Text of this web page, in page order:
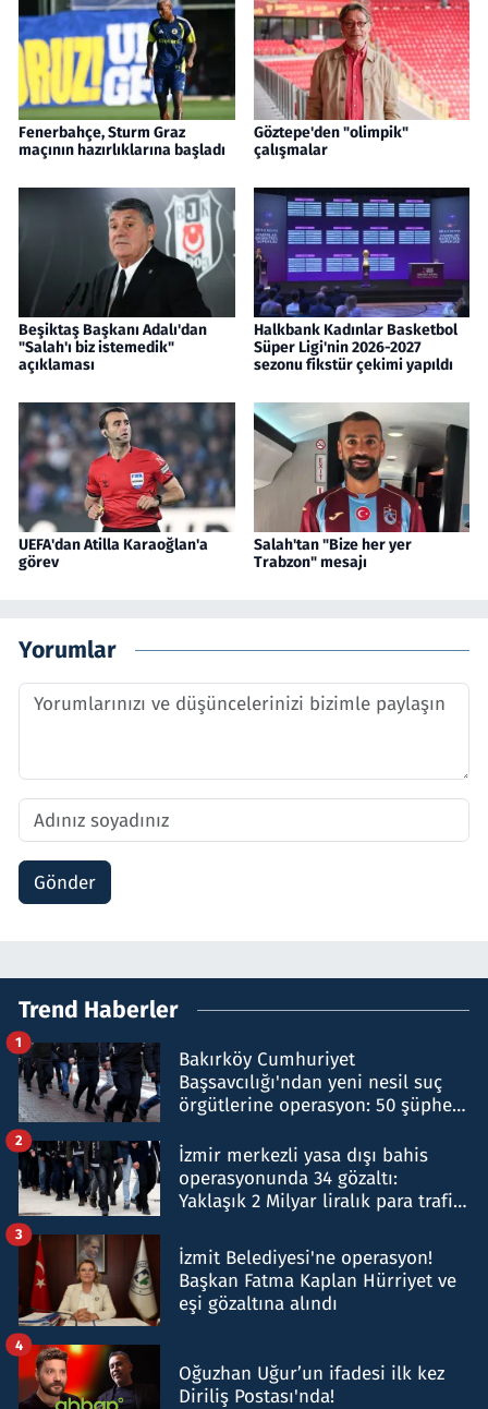
Fenerbahçe, Sturm Graz
maçının hazırlıklarına başladı
Göztepe'den "olimpik"
çalışmalar
Beşiktaş Başkanı Adalı'dan
"Salah'ı biz istemedik"
açıklaması
Halkbank Kadınlar Basketbol
Süper Ligi'nin 2026-2027
sezonu fikstür çekimi yapıldı
UEFA'dan Atilla Karaoğlan'a
görev
Salah'tan "Bize her yer
Trabzon" mesajı
Yorumlar
Gönder
Trend Haberler
Bakırköy Cumhuriyet
Başsavcılığı'ndan yeni nesil suç
örgütlerine operasyon: 50 şüpheli
1
İzmir merkezli yasa dışı bahis
operasyonunda 34 gözaltı:
Yaklaşık 2 Milyar liralık para trafiği
2
İzmit Belediyesi'ne operasyon!
Başkan Fatma Kaplan Hürriyet ve
eşi gözaltına alındı
3
Oğuzhan Uğur’un ifadesi ilk kez
Diriliş Postası'nda!
4